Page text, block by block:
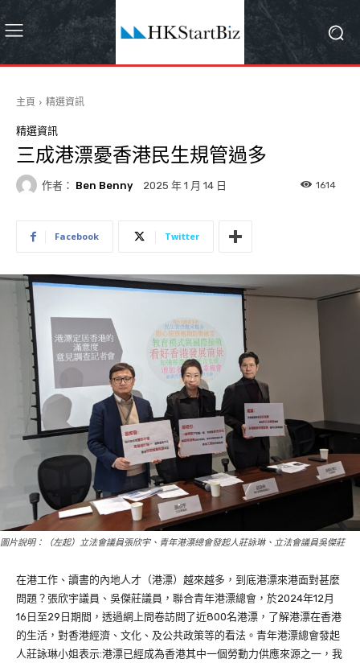
主頁 精選資訊
精選資訊
三成港漂憂香港民生規管過多
作者： Ben Benny 2025 年 1 月 14 日 1614
Facebook Twitter
圖片說明：（左起）立法會議員張欣宇、青年港漂總會發起人莊詠琳、立法會議員吳傑莊
在港工作、讀書的內地人才（港漂）越來越多，到底港漂來港面對甚麼
問題？張欣宇議員、吳傑莊議員，聯合青年港漂總會，於2024年12月
16日至29日期間，透過網上問卷訪問了近800名港漂，了解港漂在香港
的生活，對香港經濟、文化、及公共政策等的看法。青年港漂總會發起
人莊詠琳小姐表示:港漂已經成為香港其中一個勞動力供應來源之一，我